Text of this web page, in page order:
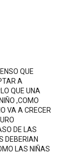
QUE
A
QUE UNA
,COMO
VA A CRECER
DE LAS
DEBERIAN
LAS NIÑAS